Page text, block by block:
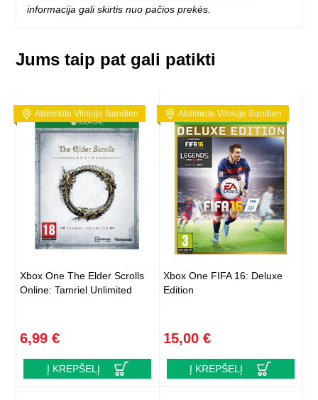
informacija gali skirtis nuo pačios prekės.
Jums taip pat gali patikti
Atsiimkite Vilniuje šiandien
Xbox One The Elder Scrolls
Online: Tamriel Unlimited
6,99 €
Į KREPŠELĮ
Atsiimkite Vilniuje šiandien
Xbox One FIFA 16: Deluxe
Edition
15,00 €
Į KREPŠELĮ